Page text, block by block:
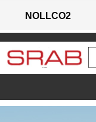
NOLLCO2